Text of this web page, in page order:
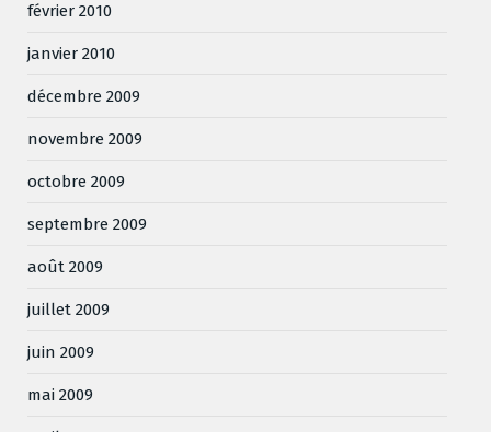
février 2010
janvier 2010
décembre 2009
novembre 2009
octobre 2009
septembre 2009
août 2009
juillet 2009
juin 2009
mai 2009